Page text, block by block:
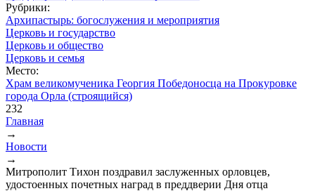
Рубрики:
Архипастырь: богослужения и мероприятия
Церковь и государство
Церковь и общество
Церковь и семья
Место:
Храм великомученика Георгия Победоносца на Прокуровке
города Орла (строящийся)
232
Вы здесь
Главная
→
Новости
→
Митрополит Тихон поздравил заслуженных орловцев,
удостоенных почетных наград в преддверии Дня отца